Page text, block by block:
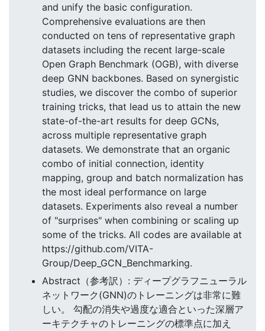
and unify the basic configuration.
Comprehensive evaluations are then
conducted on tens of representative graph
datasets including the recent large-scale
Open Graph Benchmark (OGB), with diverse
deep GNN backbones. Based on synergistic
studies, we discover the combo of superior
training tricks, that lead us to attain the new
state-of-the-art results for deep GCNs,
across multiple representative graph
datasets. We demonstrate that an organic
combo of initial connection, identity
mapping, group and batch normalization has
the most ideal performance on large
datasets. Experiments also reveal a number
of "surprises" when combining or scaling up
some of the tricks. All codes are available at
https://github.com/VITA-
Group/Deep_GCN_Benchmarking.
Abstract（参考訳）: ディープグラフニューラル
ネットワーク(GNN)のトレーニングは非常に難
しい。 勾配の消失や過度な適合といった深層ア
ーキテクチャのトレーニングの標準点に加え